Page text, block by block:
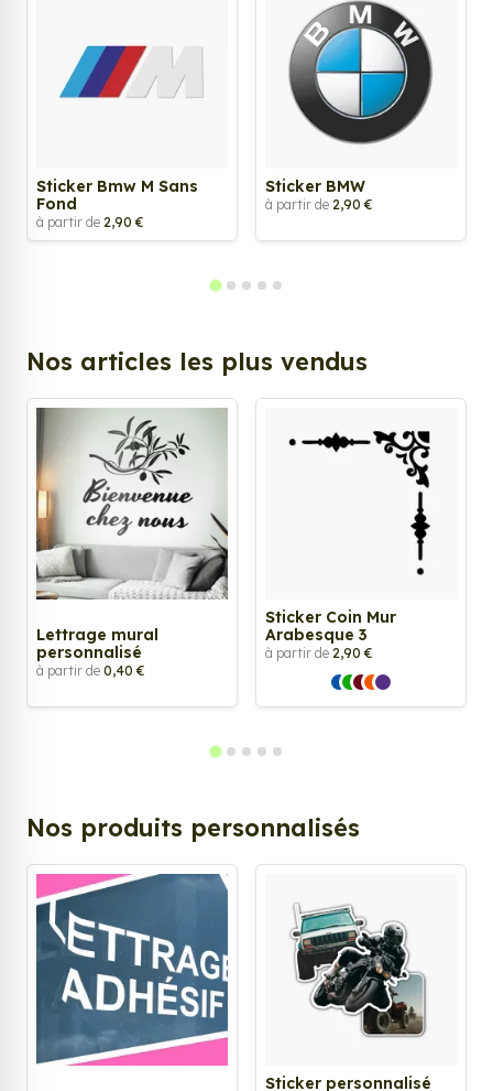
Sticker Bmw M Sans
Fond
à partir de 2,90 €
Sticker BMW
à partir de 2,90 €
Nos articles les plus vendus
Lettrage mural
personnalisé
à partir de 0,40 €
Sticker Coin Mur
Arabesque 3
à partir de 2,90 €
Nos produits personnalisés
Sticker personnalisé